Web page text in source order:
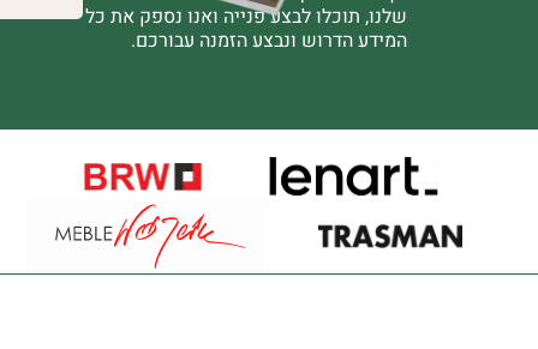
שלנו, תוכלו לבצע פנייה ואנו נספק את כל
המידע הדרוש ונבצע הזמנה עבורכם.